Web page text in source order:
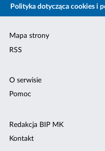
Polityka dotycząca cookies i
Mapa strony
RSS
O serwisie
Pomoc
Redakcja BIP MK
Kontakt